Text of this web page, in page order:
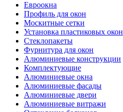
Евроокна
Профиль для окон
Москитные сетки
Установка пластиковых окон
Стеклопакеты
Фурнитура для окон
Алюминиевые конструкции
Комплектующие
Алюминиевые окна
Алюминиевые фасады
Алюминиевые двери
Алюминиевые витражи